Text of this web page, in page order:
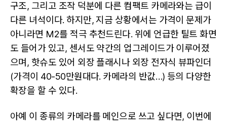
구조, 그리고 조작 덕분에 다른 컴팩트 카메라와는 급이
다른 녀석이다. 하지만, 지금 상황에서는 가격이 문제가
아니라면 M2를 적극 추천드린다. 위에 언급한 틸트 화면
도 들어가 있고, 센서도 약간의 업그레이드가 이루어졌
으며, 핫슈도 있어 외장 플래시나 외장 전자식 뷰파인더
(가격이 40-50만원대다. 카메라의 반값…) 등의 다양한
확장을 할 수 있다.
아예 이 종류의 카메라를 메인으로 쓰고 싶다면, 이번에